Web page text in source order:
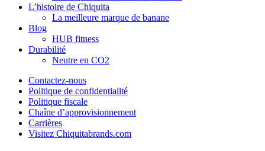
L’histoire de Chiquita
La meilleure marque de banane
Blog
HUB fitness
Durabilité
Neutre en CO2
Contactez-nous
Politique de confidentialité
Politique fiscale
Chaîne d’approvisionnement
Carrières
Visitez Chiquitabrands.com